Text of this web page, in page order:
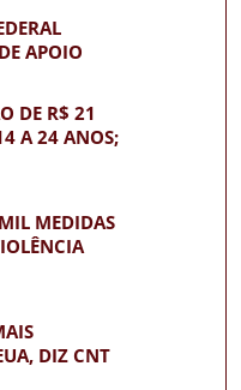
APOIO
DE R$ 21
A 24 ANOS;
MEDIDAS
DIZ CNT